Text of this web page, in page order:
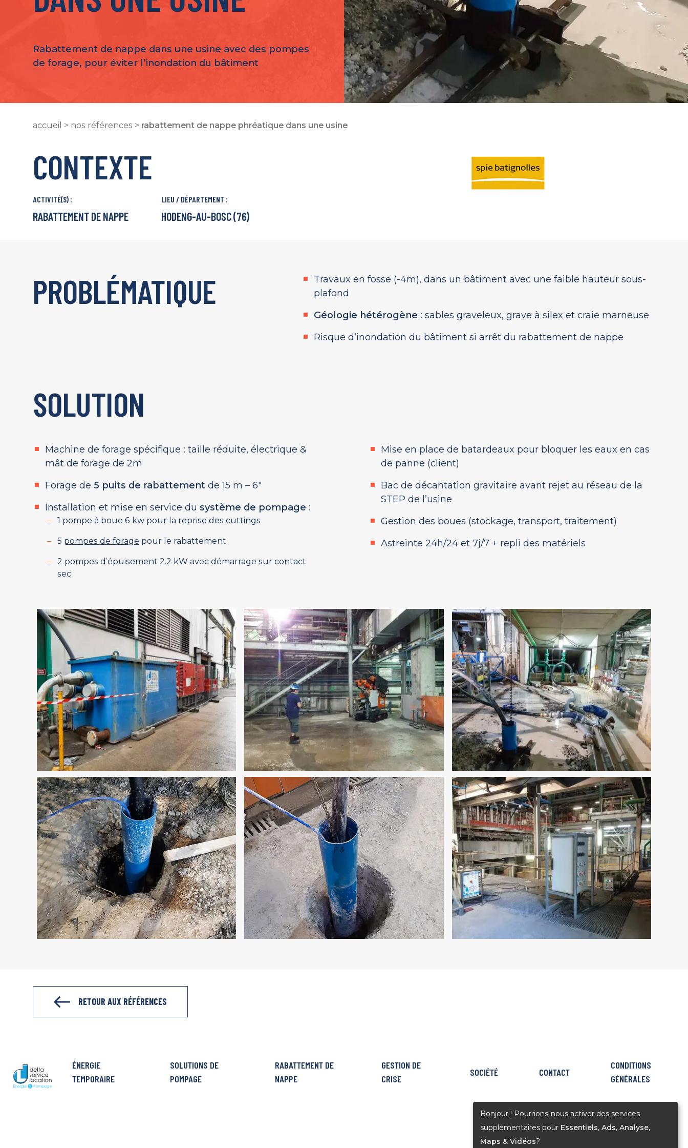
Rabattement de nappe dans une usine avec des pompes
de forage, pour éviter l’inondation du bâtiment
accueil > nos références > rabattement de nappe phréatique dans une usine
CONTEXTE
ACTIVITÉ(S) :
RABATTEMENT DE NAPPE
LIEU / DÉPARTEMENT :
HODENG-AU-BOSC (76)
PROBLÉMATIQUE
Travaux en fosse (-4m), dans un bâtiment avec une faible hauteur sous-
plafond
Géologie hétérogène : sables graveleux, grave à silex et craie marneuse
Risque d’inondation du bâtiment si arrêt du rabattement de nappe
SOLUTION
Machine de forage spécifique : taille réduite, électrique &
mât de forage de 2m
Forage de 5 puits de rabattement de 15 m – 6″
Installation et mise en service du système de pompage :
1 pompe à boue 6 kw pour la reprise des cuttings
5 pompes de forage pour le rabattement
2 pompes d’épuisement 2.2 kW avec démarrage sur contact
sec
Mise en place de batardeaux pour bloquer les eaux en cas
de panne (client)
Bac de décantation gravitaire avant rejet au réseau de la
STEP de l’usine
Gestion des boues (stockage, transport, traitement)
Astreinte 24h/24 et 7j/7 + repli des matériels
RETOUR AUX RÉFÉRENCES
ÉNERGIE
TEMPORAIRE
SOLUTIONS DE
POMPAGE
RABATTEMENT DE
NAPPE
GESTION DE
CRISE
SOCIÉTÉ CONTACT
CONDITIONS
GÉNÉRALES
SUIVEZ NOS ACTUALITÉS
Bonjour ! Pourrions-nous activer des services
supplémentaires pour Essentiels, Ads, Analyse,
Maps & Vidéos?